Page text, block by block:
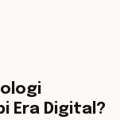
5 min read
Era Digital?